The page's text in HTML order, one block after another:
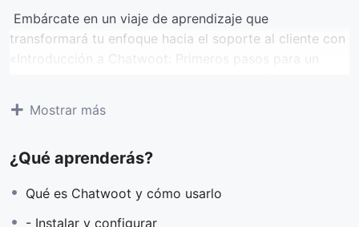
Embárcate en un viaje de aprendizaje que
transformará tu enfoque hacia el soporte al cliente con
«Introducción a Chatwoot: Primeros pasos para un
implementación efectiva de Chatwoot, una poderosa
de módulos detallados y lecciones prácticas,
integrar diversos canales de comunicación, y gestionar
conversaciones de manera eficiente. Además,
Mostrar más
¿Qué aprenderás?
Qué es Chatwoot y cómo usarlo
- Instalar y configurar